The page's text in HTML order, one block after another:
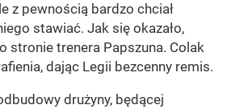
z pewnością bardzo chciał
stawiać. Jak się okazało,
stronie trenera Papszuna. Colak
dając Legii bezcenny remis.
drużyny, będącej